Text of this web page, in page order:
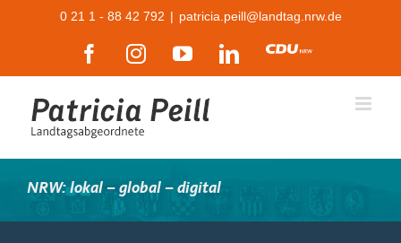
0 21 1 - 88 42 792 | patricia.peill@landtag.nrw.de
FacebookInstagramYouTubeLinkedIn
CDU
NRW: lokal – global – digital